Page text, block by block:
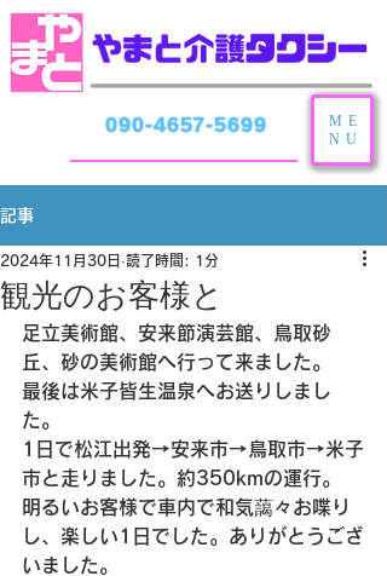
090-4657-5699
ME
NU
記事
観光のお客様と
2024年11月30日 読了時間: 1分
足立美術館、安来節演芸館、鳥取砂
丘、砂の美術館へ行って来ました。
最後は米子皆生温泉へお送りしまし
た。
1日で松江出発→安来市→鳥取市→米子
市と走りました。約350kmの運行。
明るいお客様で車内で和気藹々お喋り
し、楽しい1日でした。ありがとうござ
いました。